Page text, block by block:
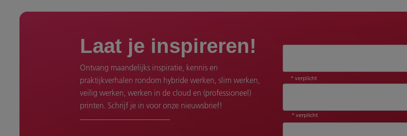
Laat je inspireren!
Ontvang maandelijks inspiratie, kennis en
praktijkverhalen rondom hybride werken, slim werken,
veilig werken, werken in de cloud en (professioneel)
printen. Schrijf je in voor onze nieuwsbrief!
* verplicht
* verplicht